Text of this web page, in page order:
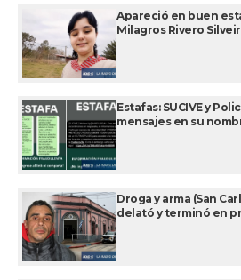
Apareció en buen
Milagros Rivero
Estafas: SUCIVE y
mensajes en su
Droga y arma (San
delató y terminó en